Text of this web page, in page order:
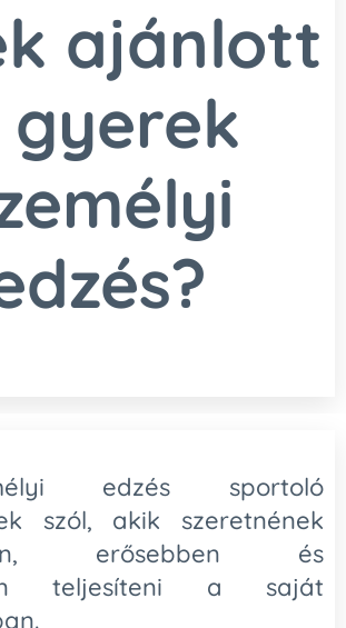
ajánlott
gyerek
edzés sportoló
szól, akik szeretnének
erősebben és
teljesíteni a saját